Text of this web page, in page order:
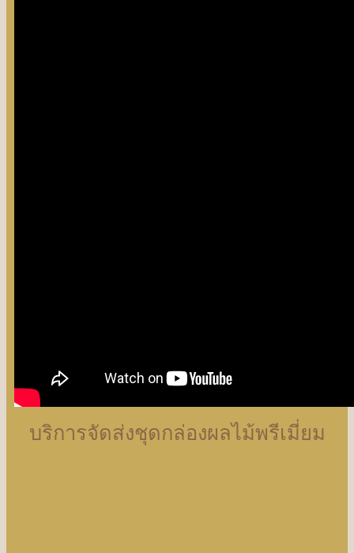
บริการจัดส่งชุดกล่องผลไม้พรีเมี่ยม